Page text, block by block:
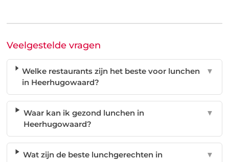
Veelgestelde vragen
Welke restaurants zijn het beste voor lunchen
in Heerhugowaard?
▼
Waar kan ik gezond lunchen in
Heerhugowaard?
▼
Wat zijn de beste lunchgerechten in
▼